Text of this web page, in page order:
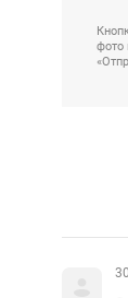
фото